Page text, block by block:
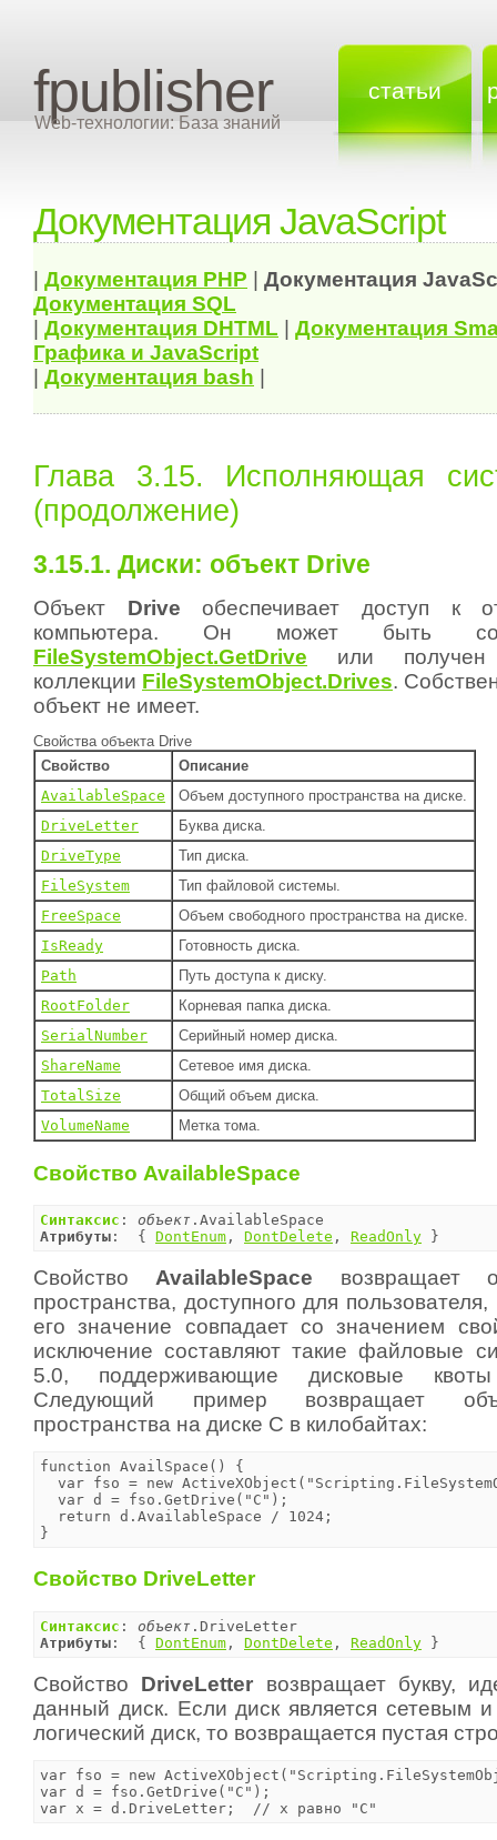
fpublisher
Web-технологии: База знаний
статьи
Документация JavaScript
Документация PHP Документация
Документация SQL
Документация DHTML
Документация
Графика и JavaScript
Документация bash
Глава 3.15. Исполняющая
(продолжение)
3.15.1. Диски: объект Drive
Объект Drive обеспечивает доступ к
компьютера. Он может быть
FileSystemObject.GetDrive или получен
коллекции FileSystemObject.Drives.
объект не имеет.
Свойства объекта Drive
Свойство
Описание
AvailableSpace
Объем доступного пространства на диске.
DriveLetter
Буква диска.
DriveType
Тип диска.
FileSystem
Тип файловой системы.
FreeSpace
Объем свободного пространства на диске.
IsReady
Готовность диска.
Path
Путь доступа к диску.
RootFolder
Корневая папка диска.
SerialNumber
Серийный номер диска.
ShareName
Сетевое имя диска.
TotalSize
Общий объем диска.
VolumeName
Метка тома.
Свойство AvailableSpace
Синтаксис : объект
Атрибуты :  { DontEnum , DontDelete , ReadOnly }
Свойство AvailableSpace возвращает
пространства, доступного для
его значение совпадает со значением
исключение составляют такие файловые
5.0, поддерживающие дисковые квоты
Следующий пример возвращает
пространства на диске C в килобайтах:
function AvailSpace() {
var fso = new
  var d = fso.GetDrive("C");
  return d.AvailableSpace / 1024;
}
Свойство DriveLetter
Синтаксис : объект
Атрибуты :  { DontEnum , DontDelete , ReadOnly }
Свойство DriveLetter возвращает букву,
данный диск. Если диск является сетевым
логический диск, то возвращается пустая
var fso = new
var d = fso.GetDrive("C");
var x = d.DriveLetter;	// x равно "C"